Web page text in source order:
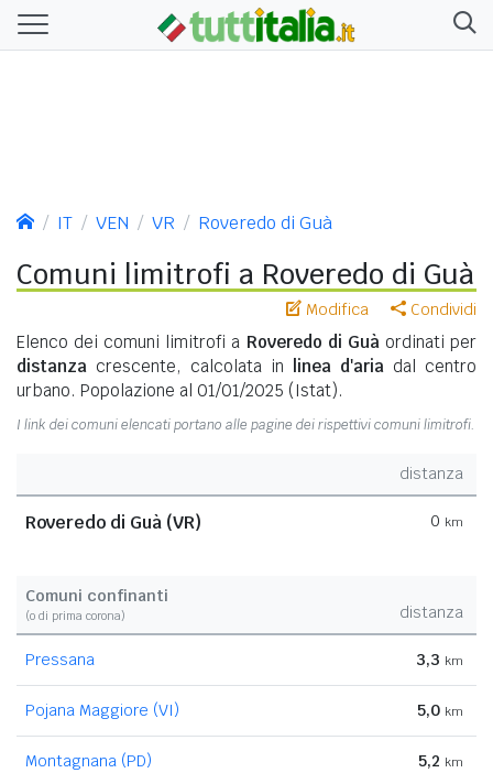
IT VEN VR Roveredo di Guà
Comuni limitrofi a Roveredo di Guà
Modifica Condividi
Elenco dei comuni limitrofi a Roveredo di Guà ordinati per
distanza crescente, calcolata in linea d'aria dal centro
urbano. Popolazione al 01/01/2025 (Istat).
I link dei comuni elencati portano alle pagine dei rispettivi comuni limitrofi.
distanza
Roveredo di Guà (VR) 0 km
Comuni confinanti
(o di prima corona) distanza
Pressana 3,3 km
Pojana Maggiore (VI) 5,0 km
Montagnana (PD) 5,2 km